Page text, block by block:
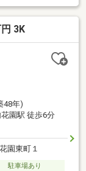
駐車場はシャ
はもちろん、
）ミーツ不動
らご購入の方
させて頂きま
3K
48年)
園駅 徒歩6分
園東町１
駐車場あり